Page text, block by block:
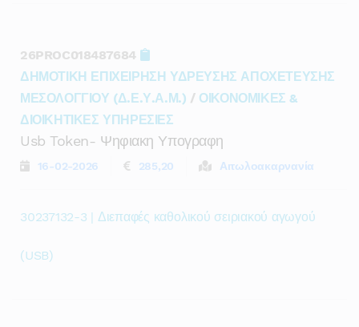
26PROC018487684
ΔΗΜΟΤΙΚΗ ΕΠΙΧΕΙΡΗΣΗ ΥΔΡΕΥΣΗΣ ΑΠΟΧΕΤΕΥΣΗΣ
ΜΕΣΟΛΟΓΓΙΟΥ (Δ.Ε.Υ.Α.Μ.) / ΟΙΚΟΝΟΜΙΚΕΣ &
ΔΙΟΙΚΗΤΙΚΕΣ ΥΠΗΡΕΣΙΕΣ
Usb Token- Ψηφιακη Υπογραφη
16-02-2026 285,20 Αιτωλοακαρνανία
30237132-3 | Διεπαφές καθολικού σειριακού αγωγού
(USB)